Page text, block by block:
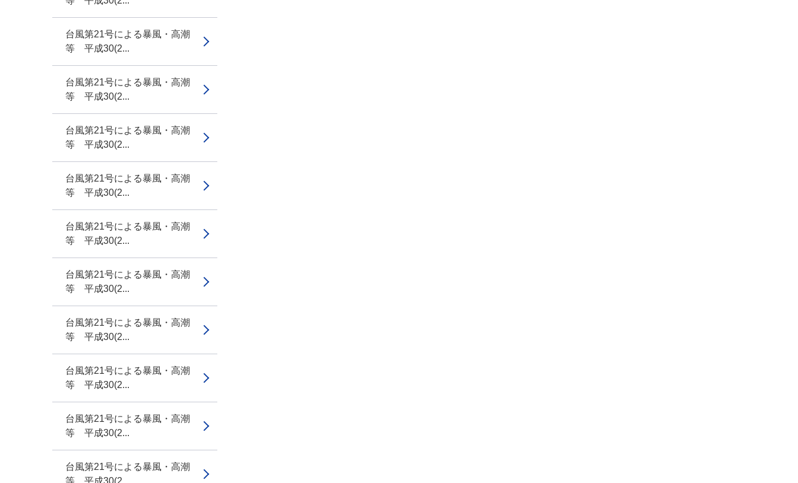
台風第21号による暴風・高潮
等 平成30(2...
台風第21号による暴風・高潮
等 平成30(2...
台風第21号による暴風・高潮
等 平成30(2...
台風第21号による暴風・高潮
等 平成30(2...
台風第21号による暴風・高潮
等 平成30(2...
台風第21号による暴風・高潮
等 平成30(2...
台風第21号による暴風・高潮
等 平成30(2...
台風第21号による暴風・高潮
等 平成30(2...
台風第21号による暴風・高潮
等 平成30(2...
台風第21号による暴風・高潮
等 平成30(2...